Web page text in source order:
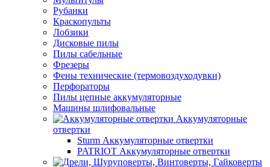
Рубанки
Краскопульты
Лобзики
Дисковые пилы
Пилы сабельные
Фрезеры
Фены технические (термовоздуходувки)
Перфораторы
Пилы цепные аккумуляторные
Машины шлифовальные
Аккумуляторные
отвертки
Sturm Аккумуляторные отвертки
PATRIOT Аккумуляторные отвертки